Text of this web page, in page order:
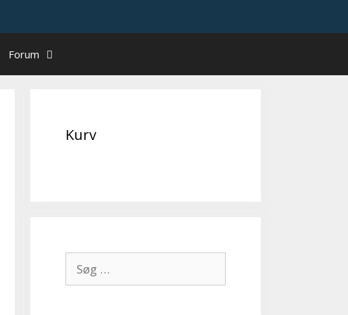
Forum
Kurv
efter: